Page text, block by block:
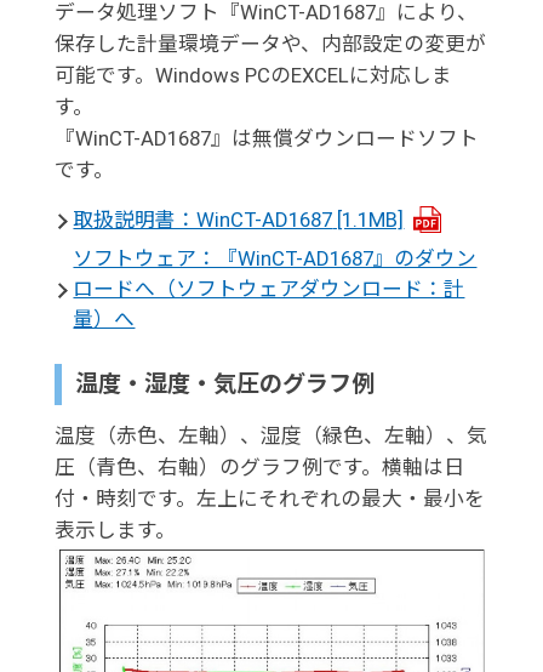
データ処理ソフト『WinCT-AD1687』により、
保存した計量環境データや、内部設定の変更が
可能です。Windows PCのEXCELに対応しま
す。
『WinCT-AD1687』は無償ダウンロードソフト
です。
取扱説明書：WinCT-AD1687 [1.1MB]
ソフトウェア：『WinCT-AD1687』のダウン
ロードへ（ソフトウェアダウンロード：計
量）へ
温度・湿度・気圧のグラフ例
温度（赤色、左軸）、湿度（緑色、左軸）、気
圧（青色、右軸）のグラフ例です。横軸は日
付・時刻です。左上にそれぞれの最大・最小を
表示します。